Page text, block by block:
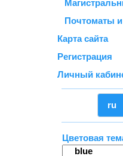
Почтоматы
Карта сайта
Регистрация
Личный
ru
Цветовая